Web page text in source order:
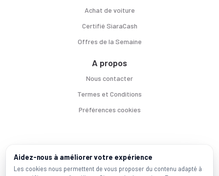
Achat de voiture
Certifié SiaraCash
Offres de la Semaine
A propos
Nous contacter
Termes et Conditions
Préférences cookies
Voitures par ville
Casablanca | | Mohammadia |Salé | |
Aidez-nous à améliorer votre expérience
Les cookies nous permettent de vous proposer du contenu adapté à